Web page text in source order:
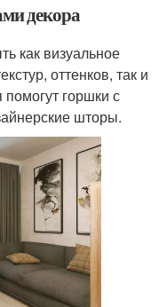
декора
как визуальное
оттенков, так и
горшки с
шторы.